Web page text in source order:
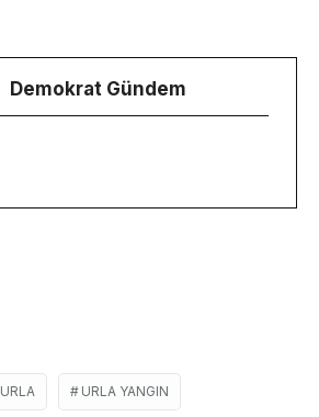
Demokrat Gündem
URLA URLA YANGIN